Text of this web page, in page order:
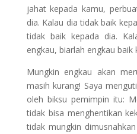
jahat kepada kamu,
dia. Kalau dia tidak baik
tidak baik kepada dia.
engkau, biarlah engkau baik
Mungkin engkau akan
masih kurang! Saya
oleh biksu pemimpin itu:
tidak bisa menghentikan
tidak mungkin